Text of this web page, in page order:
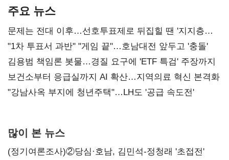
주요 뉴스
문제는 전대 이후…선호투표제로 뒤집힐 땐 '지지층
불복'
"1차 투표서 과반" "게임 끝"…호남대전 앞두고 '충돌'
김용범 책임론 봇물…경질 요구에 'ETF 특검' 주장까지
보건소부터 응급실까지 AI 확산…지역의료 혁신 본격화
"강남사옥 부지에 청년주택"…LH도 '공급 속도전'
많이 본 뉴스
(정기여론조사)②당심·호남, 김민석-정청래 '초접전'